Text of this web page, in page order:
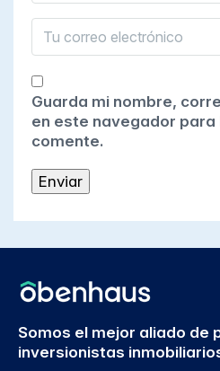
Guarda mi nombre,
en este navegador para
comente.
Somos el mejor aliado de
inversionistas